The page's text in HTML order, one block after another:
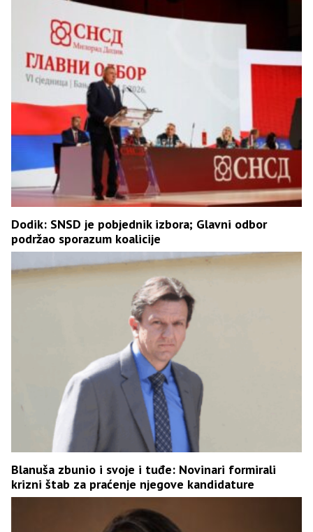
Dodik: SNSD je pobjednik izbora; Glavni odbor
podržao sporazum koalicije
Blanuša zbunio i svoje i tuđe: Novinari formirali
krizni štab za praćenje njegove kandidature